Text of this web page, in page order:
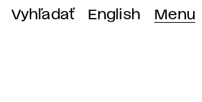
Vyhľadať English Menu